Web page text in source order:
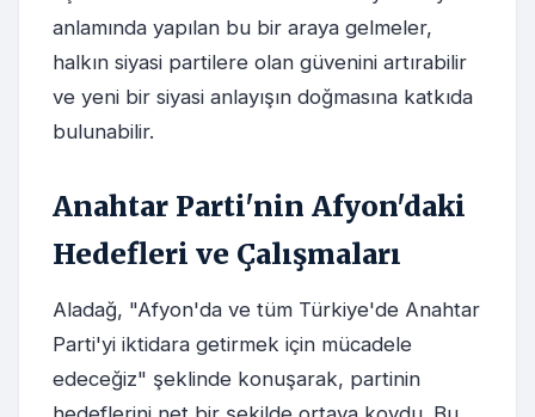
anlamında yapılan bu bir araya gelmeler,
halkın siyasi partilere olan güvenini artırabilir
ve yeni bir siyasi anlayışın doğmasına katkıda
bulunabilir.
Anahtar Parti'nin Afyon'daki
Hedefleri ve Çalışmaları
Aladağ, "Afyon'da ve tüm Türkiye'de Anahtar
Parti'yi iktidara getirmek için mücadele
edeceğiz" şeklinde konuşarak, partinin